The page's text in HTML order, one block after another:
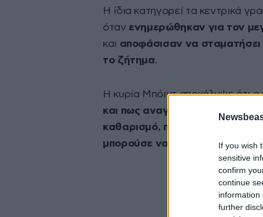
If you wish
sensitive
confirm
continue
information
further
Η ίδια κατηγορεί τα κεντρικά
όταν ενημερώθηκαν για τον
και αποφάσισαν να σταματήσει
το ζήτημα.
Η κυρία Μπόιντ αποκάλυψε ότι ο
και πως αναγκάστηκε να του
καθαρισμό, προκειμένου να
μπορούσε να επιστρέψει.